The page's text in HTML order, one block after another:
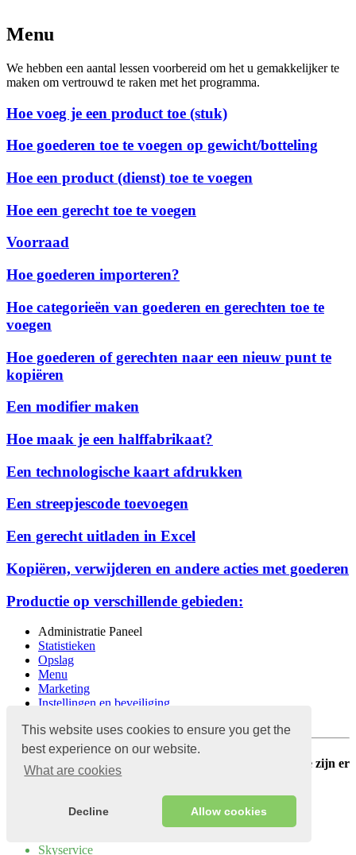
This website uses cookies to ensure you get the
best experience on our website.
What are cookies
Decline Allow cookies
Menu
We hebben een aantal lessen voorbereid om het u gemakkelijker te
maken om vertrouwd te raken met het programma.
Hoe voeg je een product toe (stuk)
Hoe goederen toe te voegen op gewicht/botteling
Hoe een product (dienst) toe te voegen
Hoe een gerecht toe te voegen
Voorraad
Hoe goederen importeren?
Hoe categorieën van goederen en gerechten toe te
voegen
Hoe goederen of gerechten naar een nieuw punt te
kopiëren
Een modifier maken
Hoe maak je een halffabrikaat?
Een technologische kaart afdrukken
Een streepjescode toevoegen
Een gerecht uitladen in Excel
Kopiëren, verwijderen en andere acties met goederen
Productie op verschillende gebieden:
Administratie Paneel
Statistieken
Opslag
Menu
Marketing
Instellingen en beveiliging
We hebben het antwoord op uw vraag niet gevonden, we zijn er
om u te helpen
Skyservice